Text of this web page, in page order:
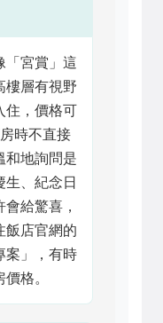
「宮賞」這
樓層有視野
住，價格可
時不直接
和地詢問是
、紀念日
給驚喜，
飯店官網的
案」，有時
格。